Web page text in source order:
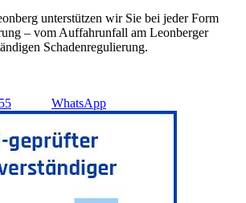
unterstützen wir Sie bei jeder Form
– vom Auffahrunfall am Leonberger
Schadenregulierung.
WhatsApp